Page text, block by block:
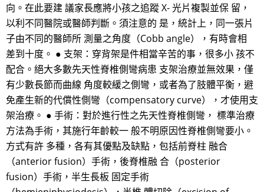
向。在此要建 議家長應將小孩之追蹤 X- 光片複製並保 留，
以利不同醫院或醫師判斷。須注意的 是，統計上，同一張片
子由不同的醫師所 測量之角度（Cobb angle），有時會相
差到十度。 ● 支架：穿背架是件相當辛苦的事，很多小 孩不
配合。絕大多數先天性脊椎側彎病患 支架治療並無效果，僅
有少數長節而曲線 角度較緩之側彎，或者為了肢體平衡，避
免產生新的代償性側彎（compensatory curve），才使用支
架治療。 ● 手術：對於進行性之先天性脊椎側彎， 標準治療
方法為手術，其施行年齡較一 般不明原因性脊椎側彎要小。
方式有許 多種，各有其優點及缺點，包括前脊柱 融合
（anterior fusion）手術，後脊椎融 合（posterior
fusion）手術，半生長板 固定手術